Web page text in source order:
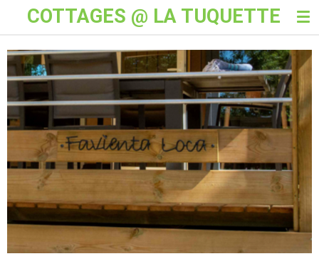
Skip
main
content
COTTAGES @ LA TUQUETTE